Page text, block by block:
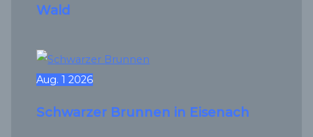
Wald
Aug. 1 2026
Schwarzer Brunnen in Eisenach